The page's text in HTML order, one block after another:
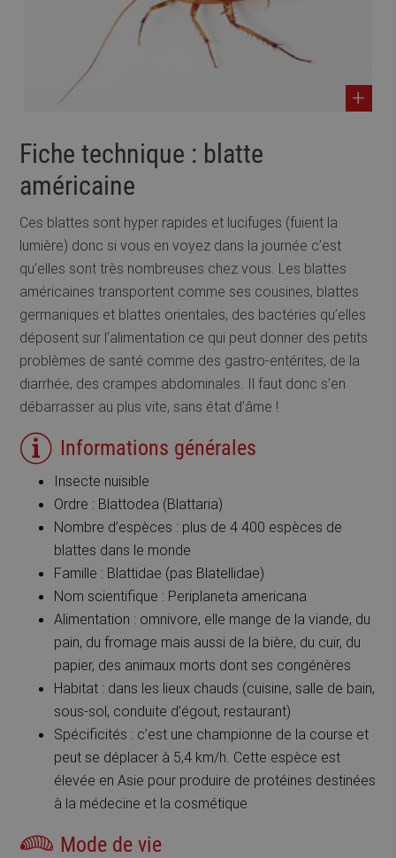
Fiche technique : blatte
américaine
Ces blattes sont hyper rapides et lucifuges (fuient la
lumière) donc si vous en voyez dans la journée c’est
qu’elles sont très nombreuses chez vous. Les blattes
américaines transportent comme ses cousines, blattes
germaniques et blattes orientales, des bactéries qu’elles
déposent sur l’alimentation ce qui peut donner des petits
problèmes de santé comme des gastro-entérites, de la
diarrhée, des crampes abdominales. Il faut donc s’en
débarrasser au plus vite, sans état d’âme !
Informations générales
Insecte nuisible
Ordre : Blattodea (Blattaria)
Nombre d’espèces : plus de 4 400 espèces de
blattes dans le monde
Famille : Blattidae (pas Blatellidae)
Nom scientifique : Periplaneta americana
Alimentation : omnivore, elle mange de la viande, du
pain, du fromage mais aussi de la bière, du cuir, du
papier, des animaux morts dont ses congénères
Habitat : dans les lieux chauds (cuisine, salle de bain,
sous-sol, conduite d’égout, restaurant)
Spécificités : c’est une championne de la course et
peut se déplacer à 5,4 km/h. Cette espèce est
élevée en Asie pour produire de protéines destinées
à la médecine et la cosmétique
Mode de vie